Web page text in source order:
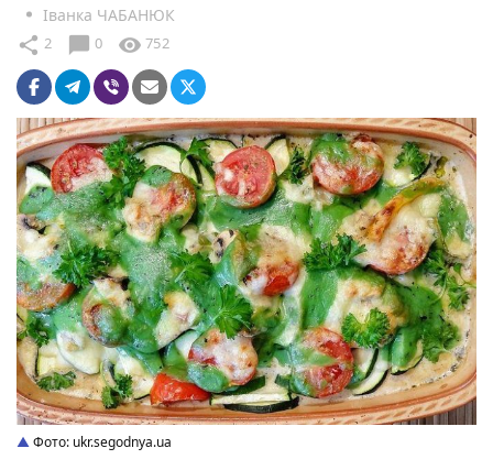
Іванка ЧАБАНЮК
share 2 chat_bubble 0 visibility 752
Фото: ukr.segodnya.ua